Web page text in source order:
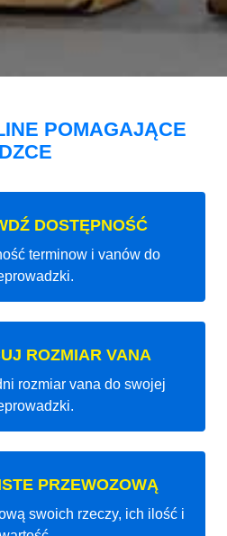
POMAGAJĄCE
DOSTĘPNOŚĆ
terminow i vanów do
ROZMIAR VANA
rozmiar vana do swojej
PRZEWOZOWĄ
swoich rzeczy, ich ilość i